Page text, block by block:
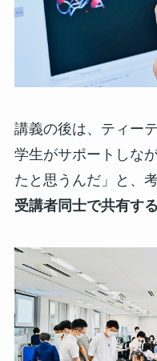
講義の後は、ティー
学生がサポートしな
たと思うんだ」と、
受講者同士で共有す